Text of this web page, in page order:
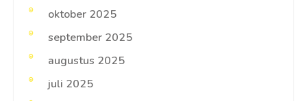
oktober 2025
september 2025
augustus 2025
juli 2025